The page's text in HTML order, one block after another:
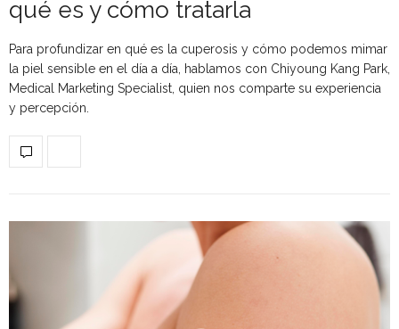
qué es y cómo tratarla
Para profundizar en qué es la cuperosis y cómo podemos mimar
la piel sensible en el día a día, hablamos con Chiyoung Kang Park,
Medical Marketing Specialist, quien nos comparte su experiencia
y percepción.